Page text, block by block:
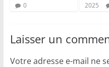
0
2025
Laisser un
Votre adresse e-mail ne